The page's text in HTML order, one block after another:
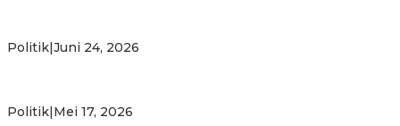
Politik Juni 24, 2026
Politik Mei 17, 2026